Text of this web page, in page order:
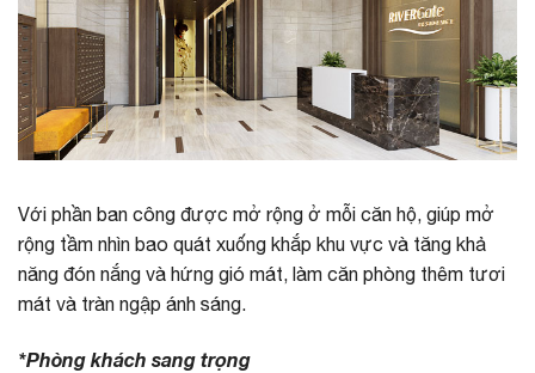
Với phần ban công được mở rộng ở mỗi căn hộ, giúp mở
rộng tầm nhìn bao quát xuống khắp khu vực và tăng khả
năng đón nắng và hứng gió mát, làm căn phòng thêm tươi
mát và tràn ngập ánh sáng.
*Phòng khách sang trọng